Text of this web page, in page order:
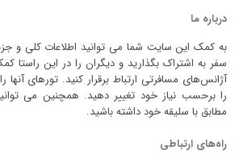
درباره ما
به کمک این سایت شما می توانید اطلاعات کلی و
سفر به اشتراک بگذارید و دیگران را در این راستا
آژانس‌های مسافرتی ارتباط برقرار کنید. تورهای
را برحسب نیاز خود تغییر دهید. همچنین می
مطابق با سلیقه خود داشته باشید.
راه‌های ارتباطی